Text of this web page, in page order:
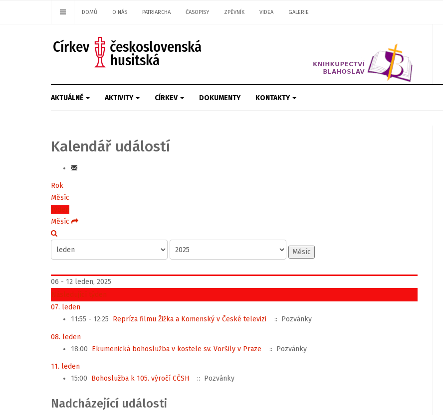
DOMŮ O NÁS PATRIARCHA ČASOPISY ZPĚVNÍK VIDEA GALERIE
AKTUÁLNĚ AKTIVITY CÍRKEV DOKUMENTY KONTAKTY
Kalendář událostí
Rok
Měsíc
Týden
Měsíc
Měsíc
06 - 12 leden, 2025
Následující týden
07. leden
11:55 - 12:25 Repríza filmu Žižka a Komenský v České televizi :: Pozvánky
08. leden
18:00 Ekumenická bohoslužba v kostele sv. Voršily v Praze :: Pozvánky
11. leden
15:00 Bohoslužba k 105. výročí CČSH :: Pozvánky
Nadcházející události